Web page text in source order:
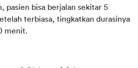
pasien bisa berjalan sekitar 5
terbiasa, tingkatkan durasinya
menit.